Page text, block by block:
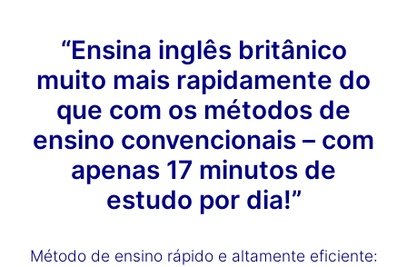
“Ensina inglês britânico
muito mais rapidamente do
que com os métodos de
ensino convencionais – com
apenas 17 minutos de
estudo por dia!”
Método de ensino rápido e altamente eficiente: